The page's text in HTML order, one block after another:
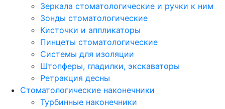
Зеркала стоматологические и ручки к ним
Зонды стоматологические
Кисточки и аппликаторы
Пинцеты стоматологические
Системы для изоляции
Штопферы, гладилки, экскаваторы
Ретракция десны
Стоматологические наконечники
Турбинные наконечники